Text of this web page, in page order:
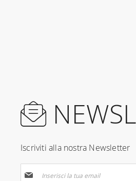
Iscriviti alla nostra Newsletter